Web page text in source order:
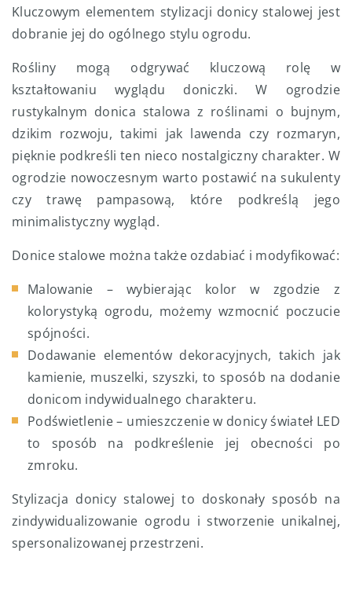
Kluczowym elementem stylizacji donicy stalowej jest
dobranie jej do ogólnego stylu ogrodu.
Rośliny mogą odgrywać kluczową rolę w
kształtowaniu wyglądu doniczki. W ogrodzie
rustykalnym donica stalowa z roślinami o bujnym,
dzikim rozwoju, takimi jak lawenda czy rozmaryn,
pięknie podkreśli ten nieco nostalgiczny charakter. W
ogrodzie nowoczesnym warto postawić na sukulenty
czy trawę pampasową, które podkreślą jego
minimalistyczny wygląd.
Donice stalowe można także ozdabiać i modyfikować:
Malowanie – wybierając kolor w zgodzie z
kolorystyką ogrodu, możemy wzmocnić poczucie
spójności.
Dodawanie elementów dekoracyjnych, takich jak
kamienie, muszelki, szyszki, to sposób na dodanie
donicom indywidualnego charakteru.
Podświetlenie – umieszczenie w donicy świateł LED
to sposób na podkreślenie jej obecności po
zmroku.
Stylizacja donicy stalowej to doskonały sposób na
zindywidualizowanie ogrodu i stworzenie unikalnej,
spersonalizowanej przestrzeni.